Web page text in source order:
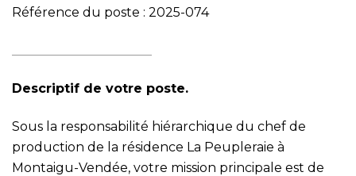
Référence du poste : 2025-074
Descriptif de votre poste.
Sous la responsabilité hiérarchique du chef de
production de la résidence La Peupleraie à
Montaigu-Vendée, votre mission principale est de